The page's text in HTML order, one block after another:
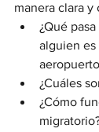
manera clara y
¿Qué
alguien
¿Cuáles
¿Cómo